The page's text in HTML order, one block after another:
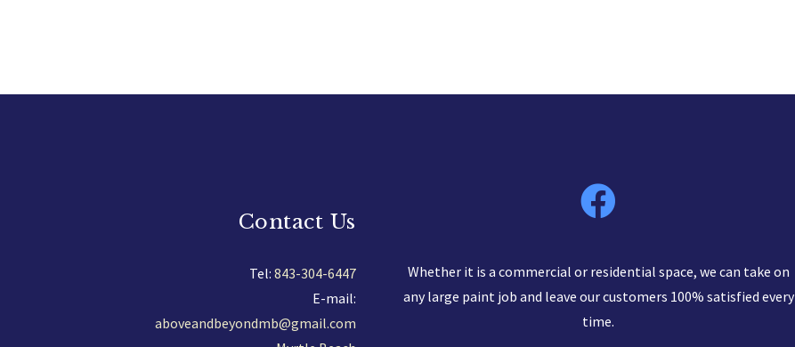
Contact Us
Tel: 843-304-6447
E-mail:
aboveandbeyondmb@gmail.com
Whether it is a commercial or residential space, we can take on
any large paint job and leave our customers 100% satisfied every
time.